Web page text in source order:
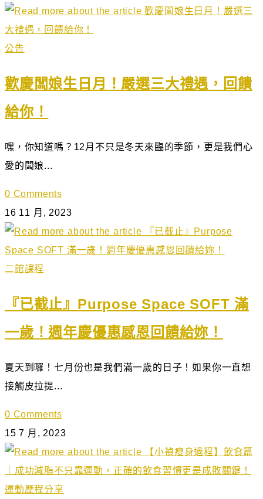
公告
歡慶闆娘生日月！嚴選三大禮遇，回饋
給你！
嘿，你知道嗎？12月不只是冬天來臨的季節，更是我們心
愛的闆娘...
0 Comments
16 11 月, 2023
二館課程
『已截止』Purpose Space SOFT 滿
一歲！週年慶優惠感恩回饋給妳！
夏天到囉！七月份也是我們滿一歲的日子！如果你一直想
接觸皮拉提...
0 Comments
15 7 月, 2023
運動歷程分享